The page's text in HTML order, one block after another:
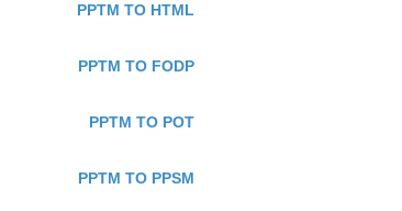
PPTM TO HTML
PPTM TO FODP
PPTM TO POT
PPTM TO PPSM